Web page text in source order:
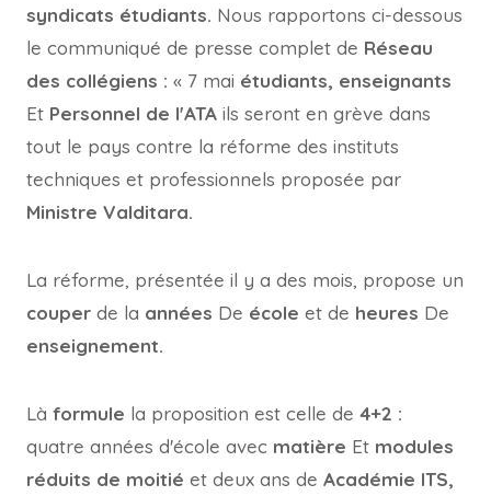
syndicats étudiants. Nous rapportons ci-dessous
le communiqué de presse complet de Réseau
des collégiens : « 7 mai étudiants, enseignants
Et Personnel de l'ATA ils seront en grève dans
tout le pays contre la réforme des instituts
techniques et professionnels proposée par
Ministre Valditara.
La réforme, présentée il y a des mois, propose un
couper de la années De école et de heures De
enseignement.
Là formule la proposition est celle de 4+2 :
quatre années d'école avec matière Et modules
réduits de moitié et deux ans de Académie ITS,